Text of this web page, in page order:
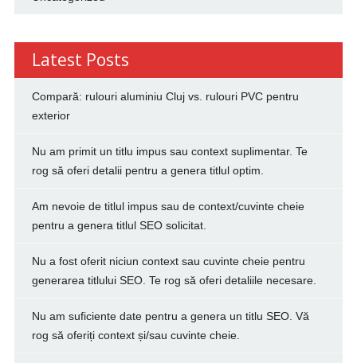
Latest Posts
Compară: rulouri aluminiu Cluj vs. rulouri PVC pentru
exterior
Nu am primit un titlu impus sau context suplimentar. Te
rog să oferi detalii pentru a genera titlul optim.
Am nevoie de titlul impus sau de context/cuvinte cheie
pentru a genera titlul SEO solicitat.
Nu a fost oferit niciun context sau cuvinte cheie pentru
generarea titlului SEO. Te rog să oferi detaliile necesare.
Nu am suficiente date pentru a genera un titlu SEO. Vă
rog să oferiți context și/sau cuvinte cheie.